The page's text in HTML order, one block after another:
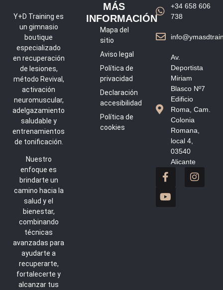
Y+D Training es
un gimnasio
boutique
especializado
en recuperación
de lesiones,
método Revival,
activación
neuromuscular,
adelgazamiento
saludable y
entrenamientos
de tonificación.
Nuestro
enfoque es
brindarte un
camino hacia la
salud y el
bienestar,
combinando
técnicas
avanzadas para
ayudarte a
recuperarte,
fortalecerte y
alcanzar tus
MÁS
INFORMACIÓN
Mapa del
sitio
Aviso legal
Política de
privacidad
Declaración
accesibilidad
Política de
cookies
+34 658 606
738
Av.
Deportista
Miriam
Blasco Nº7
Edificio
Roma, Cam.
Colonia
Romana,
local 4,
03540
Alicante